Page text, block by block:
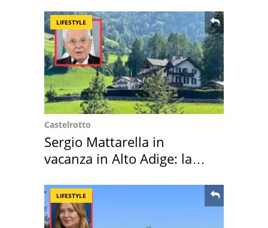
LIFESTYLE
Castelrotto
Sergio Mattarella in
vacanza in Alto Adige: la
LIFESTYLE